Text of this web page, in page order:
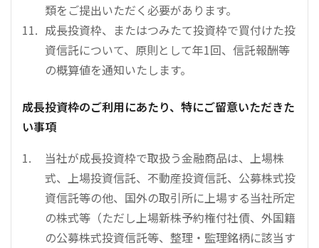
類をご提出いただく必要があります。
成長投資枠、またはつみたて投資枠で買付けた投
資信託について、原則として年1回、信託報酬等
の概算値を通知いたします。
成長投資枠のご利用にあたり、特にご留意いただきた
い事項
当社が成長投資枠で取扱う金融商品は、上場株
式、上場投資信託、不動産投資信託、公募株式投
資信託等の他、国外の取引所に上場する当社所定
の株式等（ただし上場新株予約権付社債、外国籍
の公募株式投資信託等、整理・監理銘柄に該当す